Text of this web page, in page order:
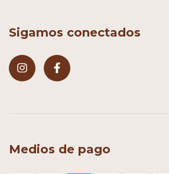
Sigamos conectados
Medios de pago